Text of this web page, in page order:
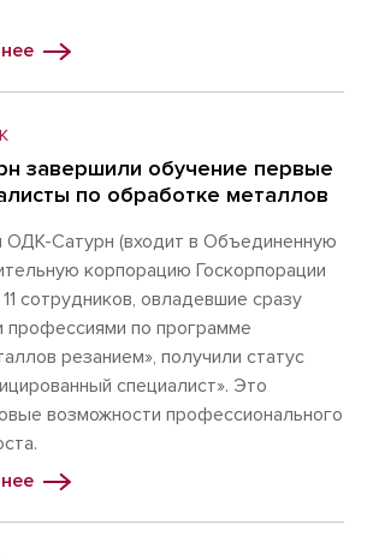
завершили обучение первые
по обработке металлов
ОДК-Сатурн (входит в Объединенную
корпорацию Госкорпорации
сотрудников, овладевшие сразу
профессиями по программе
резанием», получили статус
специалист». Это
возможности профессионального